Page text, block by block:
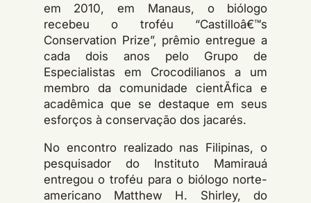
em 2010, em Manaus, o biólogo
recebeu o troféu “Castilloâ€™s
Conservation Prize”, prêmio entregue a
cada dois anos pelo Grupo de
Especialistas em Crocodilianos a um
membro da comunidade cientÃ­fica e
acadêmica que se destaque em seus
esforços à conservação dos jacarés.
No encontro realizado nas Filipinas, o
pesquisador do Instituto Mamirauá
entregou o troféu para o biólogo norte-
americano Matthew H. Shirley, do